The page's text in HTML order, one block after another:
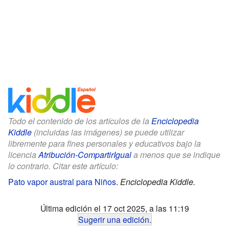
Todo el contenido de los artículos de la Enciclopedia
Kiddle (incluidas las imágenes) se puede utilizar
libremente para fines personales y educativos bajo la
licencia Atribución-CompartirIguala menos que se indique
lo contrario. Citar este artículo:
Pato vapor austral para Niños. Enciclopedia Kiddle.
Última edición el 17 oct 2025, a las 11:19
Sugerir una edición.